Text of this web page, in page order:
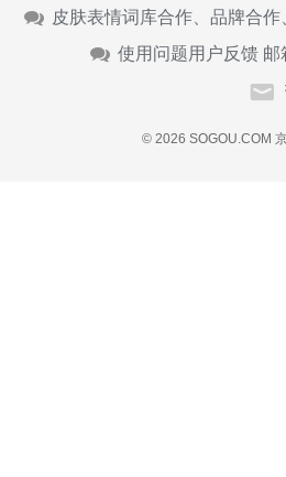
皮肤表情词库合作、品牌合
使用问题用户反馈 邮
© 2026 SOGOU.COM